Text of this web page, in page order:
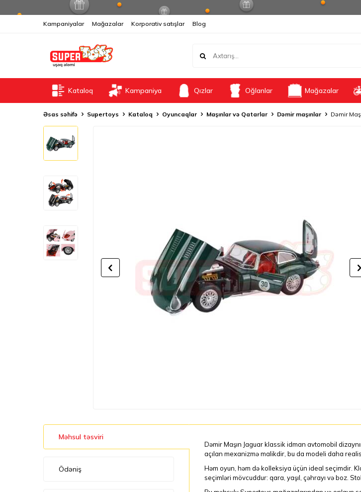
Kampaniyalar Mağazalar Korporativ satışlar Blog
Kataloq Kampaniya Qızlar Oğlanlar Mağazalar
Əsas səhifə Supertoys Kataloq Oyuncaqlar Maşınlar və Qatarlar Dəmir maşınlar Dəmir
Məhsul təsviri
Ödəniş
Dəmir Maşın Jaguar klassik idman avtomobil
açılan mexanizmə malikdir, bu da modeli daha
Həm oyun, həm də kolleksiya üçün ideal seçimdir.
seçimləri mövcuddur: qara, yaşıl, çəhrayı və boz.